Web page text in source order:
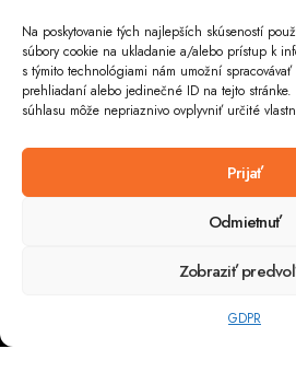
Na poskytovanie tých najlepších skúseností
súbory cookie na ukladanie a/alebo prístup k
s týmito technológiami nám umožní
prehliadaní alebo jedinečné ID na tejto
súhlasu môže nepriaznivo ovplyvniť určité
Prijať
Odmietnuť
Zobraziť
GDPR
Poslať
whad.sk. All